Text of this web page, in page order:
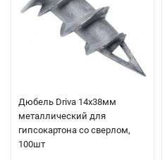
Дюбель Driva 14х38мм
металлический для
гипсокартона со сверлом,
100шт